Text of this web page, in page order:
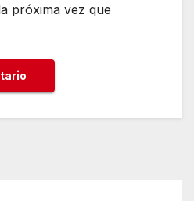
próxima vez que